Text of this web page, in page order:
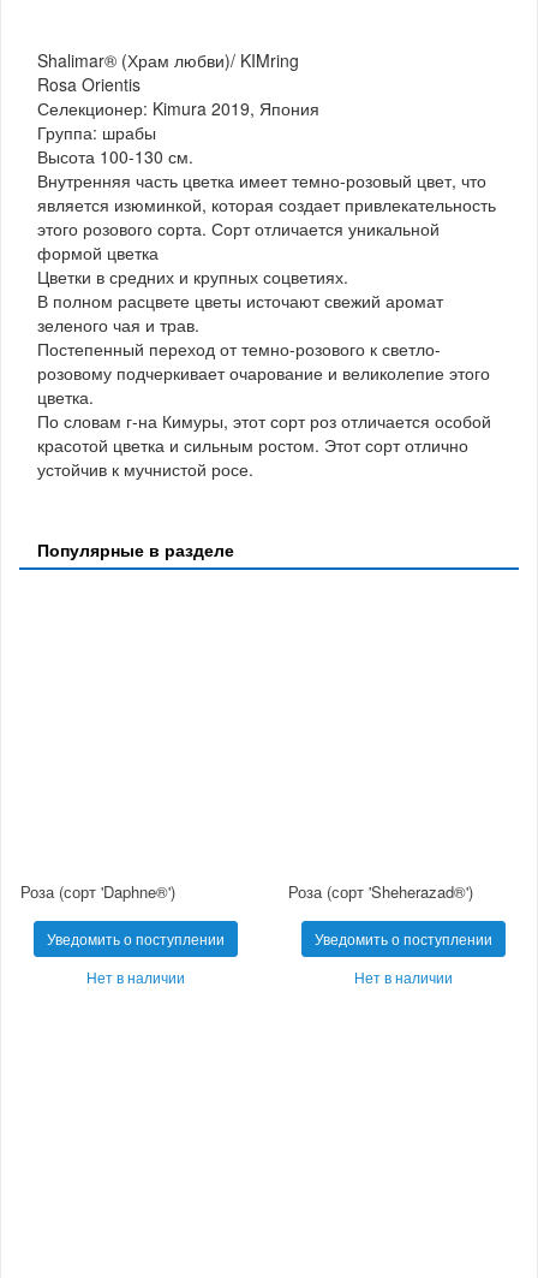
Shalimar® (Храм любви)/ KIMring
Rosa Orientis
Селекционер: Kimura 2019, Япония
Группа: шрабы
Высота 100-130 см.
Внутренняя часть цветка имеет темно-розовый цвет, что
является изюминкой, которая создает привлекательность
этого розового сорта. Сорт отличается уникальной
формой цветка
Цветки в средних и крупных соцветиях.
В полном расцвете цветы источают свежий аромат
зеленого чая и трав.
Постепенный переход от темно-розового к светло-
розовому подчеркивает очарование и великолепие этого
цветка.
По словам г-на Кимуры, этот сорт роз отличается особой
красотой цветка и сильным ростом. Этот сорт отлично
устойчив к мучнистой росе.
Популярные в разделе
Роза (сорт 'Daphne®')
Уведомить о поступлении
Нет в наличии
Роза (сорт 'Sheherazad®')
Уведомить о поступлении
Нет в наличии